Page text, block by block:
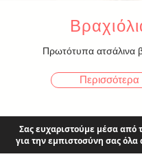
Πρωτότυπα ατσάλινα
Περισσότερα
Σας ευχαριστούμε μέσα από
για την εμπιστοσύνη σας όλα